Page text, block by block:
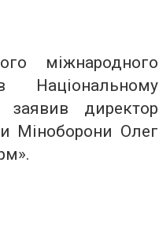
міжнародного
Національному
заявив директор
Міноборони Олег
».